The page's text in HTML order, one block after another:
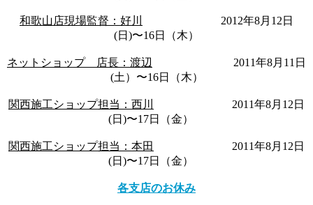
和歌山店現場監督：好川
2012年8月12日
(日)〜16日（木）
ネットショップ 店長：渡辺
2011年8月11日
(土）〜16日（木）
関西施工ショップ担当：西川
2011年8月12日
(日)〜17日（金）
関西施工ショップ担当：本田
2011年8月12日
(日)〜17日（金）
各支店のお休み